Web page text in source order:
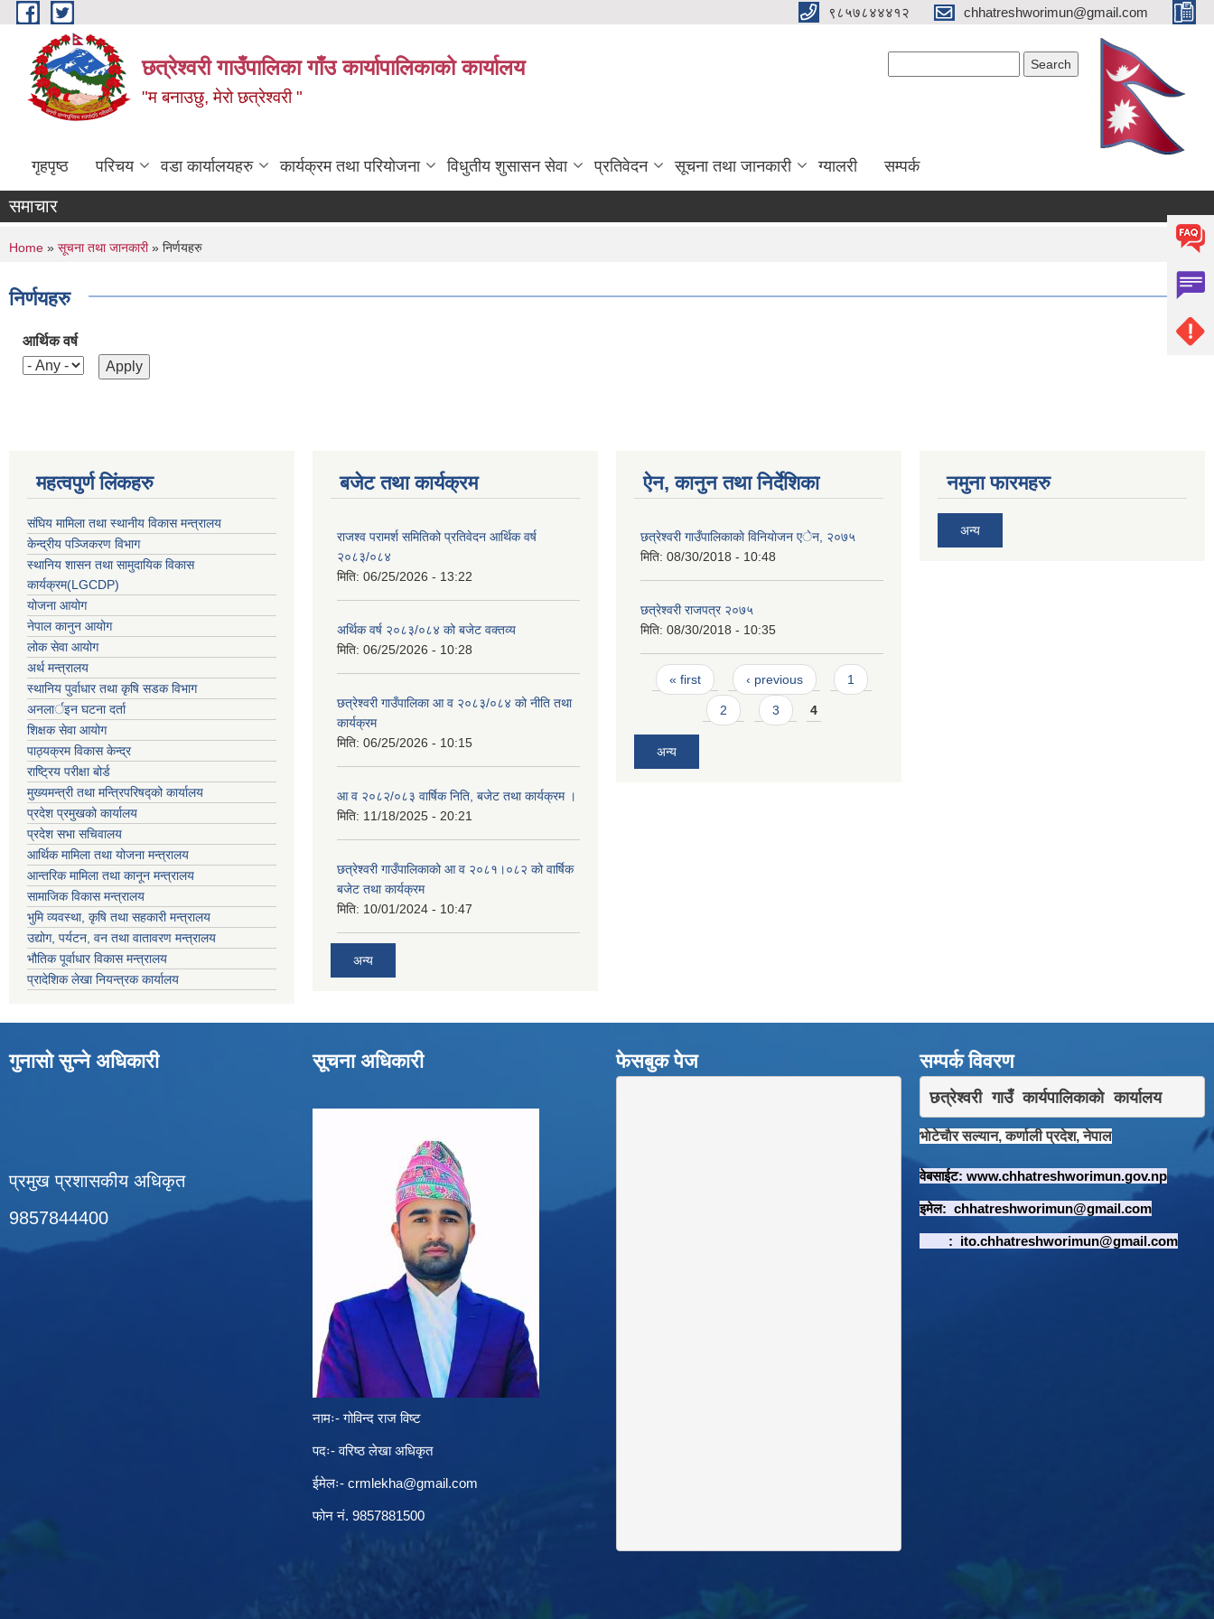
Skip to main content ९८५७८४४४१२ chhatreshworimun@gmail.com
छत्रेश्वरी गाउँपालिका गाँउ कार्यापालिकाको कार्यालय
"म बनाउछु, मेरो छत्रेश्वरी "
गृहपृष्ठ परिचय वडा कार्यालयहरु कार्यक्रम तथा परियोजना विधुतीय शुसासन सेवा प्रतिवेदन सूचना तथा जानकारी ग्यालरी सम्पर्क
समाचार
You are here
Home » सूचना तथा जानकारी» निर्णयहरु
निर्णयहरु
आर्थिक वर्ष
महत्वपुर्ण लिंकहरु
संघिय मामिला तथा स्थानीय विकास मन्त्रालय
केन्द्रीय पञ्जिकरण विभाग
स्थानिय शासन तथा सामुदायिक विकास
कार्यक्रम(LGCDP)
योजना आयोग
नेपाल कानुन आयोग
लोक सेवा आयोग
अर्थ मन्त्रालय
स्थानिय पुर्वाधार तथा कृषि सडक विभाग
अनलार्इन घटना दर्ता
शिक्षक सेवा आयोग
पाठ्यक्रम विकास केन्द्र
राष्ट्रिय परीक्षा बोर्ड
मुख्यमन्त्री तथा मन्त्रिपरिषद्को कार्यालय
प्रदेश प्रमुखको कार्यालय
प्रदेश सभा सचिवालय
आर्थिक मामिला तथा योजना मन्त्रालय
आन्तरिक मामिला तथा कानून मन्त्रालय
सामाजिक विकास मन्त्रालय
भुमि व्यवस्था, कृषि तथा सहकारी मन्त्रालय
उद्योग, पर्यटन, वन तथा वातावरण मन्त्रालय
भौतिक पूर्वाधार विकास मन्त्रालय
प्रादेशिक लेखा नियन्त्रक कार्यालय
बजेट तथा कार्यक्रम
राजश्व परामर्श समितिको प्रतिवेदन आर्थिक वर्ष
२०८३/०८४
मिति: 06/25/2026 - 13:22
अर्थिक वर्ष २०८३/०८४ को बजेट वक्तव्य
मिति: 06/25/2026 - 10:28
छत्रेश्वरी गाउँपालिका आ व २०८३/०८४ को नीति तथा
कार्यक्रम
मिति: 06/25/2026 - 10:15
आ व २०८२/०८३ वार्षिक निति, बजेट तथा कार्यक्रम ।
मिति: 11/18/2025 - 20:21
छत्रेश्वरी गाउँपालिकाको आ व २०८१।०८२ को वार्षिक
बजेट तथा कार्यक्रम
मिति: 10/01/2024 - 10:47
अन्य
ऐन, कानुन तथा निर्देशिका
छत्रेश्वरी गाउँपालिकाकाे विनियाेजन एेन, २०७५
मिति: 08/30/2018 - 10:48
छत्रेश्वरी राजपत्र २०७५
मिति: 08/30/2018 - 10:35
Pages
« first ‹ previous 1
2 3 4
अन्य
नमुना फारमहरु
अन्य
गुनासो सुन्ने अधिकारी
प्रमुख प्रशासकीय अधिकृत
9857844400
सूचना अधिकारी
नामः- गोविन्द राज विष्ट
पदः- वरिष्ठ लेखा अधिकृत
ईमेलः- crmlekha@gmail.com
फोन नं. 9857881500
फेसबुक पेज सम्पर्क विवरण
छत्रेश्वरी गाउँ कार्यपालिकाकाे कार्यालय
भाेटेचाैर सल्यान, कर्णाली प्रदेश, नेपाल
वेबसाईट: www.chhatreshworimun.gov.np
इमेल: chhatreshworimun@gmail.com
: ito.chhatreshworimun@gmail.com